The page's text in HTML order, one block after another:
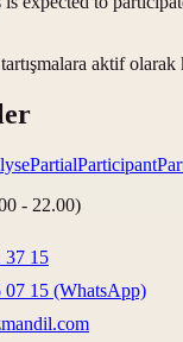
aktif olarak
PartialParticipant
- 22.00)
37 15
07 15 (WhatsApp)